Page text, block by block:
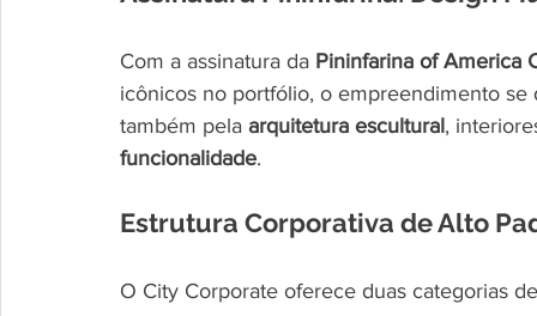
Com a assinatura da Pininfarina of America
icônicos no portfólio, o empreendimento se
também pela arquitetura escultural,
funcionalidade.
Estrutura Corporativa de Alto
O City Corporate oferece duas categorias